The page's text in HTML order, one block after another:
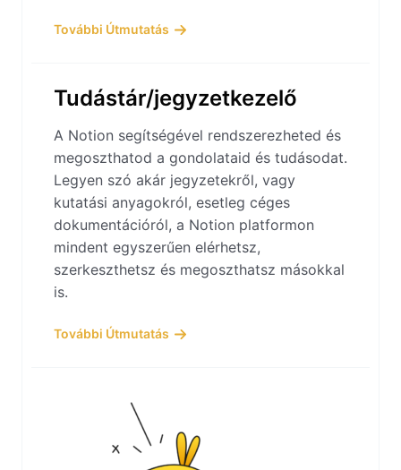
További Útmutatás
Tudástár/jegyzetkezelő
A Notion segítségével rendszerezheted és
megoszthatod a gondolataid és tudásodat.
Legyen szó akár jegyzetekről, vagy
kutatási anyagokról, esetleg céges
dokumentációról, a Notion platformon
mindent egyszerűen elérhetsz,
szerkeszthetsz és megoszthatsz másokkal
is.
További Útmutatás